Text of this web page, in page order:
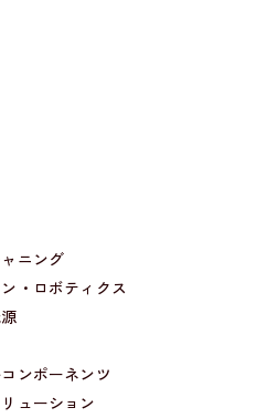
ニング
・ロボティクス
ンポーネンツ
ューション